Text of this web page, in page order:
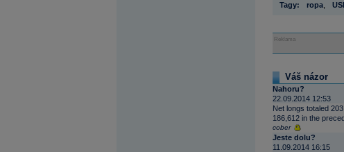
Tagy: ropa,
Reklama
Váš názor
Nahoru?
22.09.2014 12:53
Net longs totaled
186,612 in the
cober
Jeste dolu?
11.09.2014 16:15